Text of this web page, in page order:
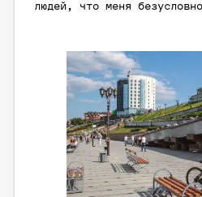
людей, что меня